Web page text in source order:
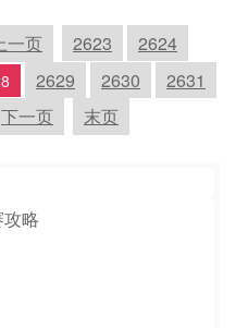
一页 2623
2624
2629 2630
2631
下一页 末页